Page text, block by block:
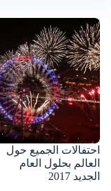
احتفالات الجميع حول
العالم بحلول العام
الجديد 2017